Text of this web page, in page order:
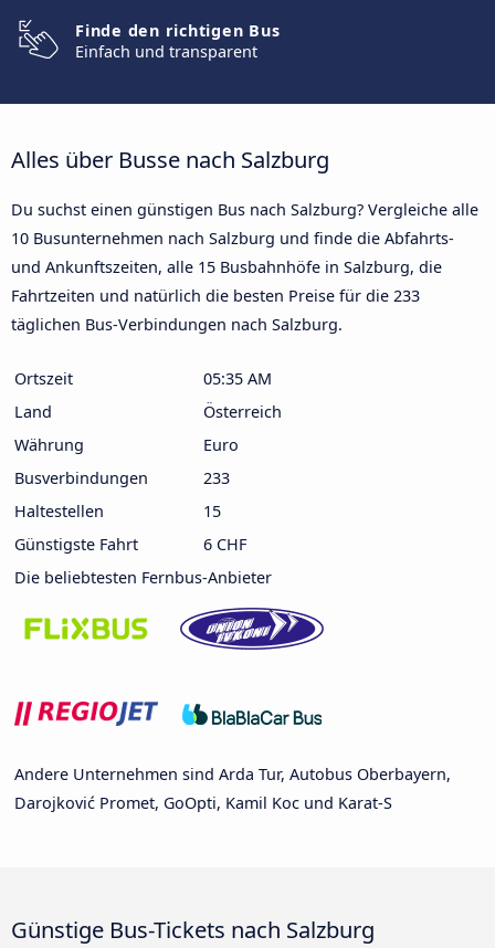
Finde den richtigen Bus
Einfach und transparent
Alles über Busse nach Salzburg
Du suchst einen günstigen Bus nach Salzburg? Vergleiche alle
10 Busunternehmen nach Salzburg und finde die Abfahrts-
und Ankunftszeiten, alle 15 Busbahnhöfe in Salzburg, die
Fahrtzeiten und natürlich die besten Preise für die 233
täglichen Bus-Verbindungen nach Salzburg.
Ortszeit
05:35 AM
Land
Österreich
Währung
Euro
Busverbindungen
233
Haltestellen
15
Günstigste Fahrt
6 CHF
Die beliebtesten Fernbus-Anbieter
Andere Unternehmen sind Arda Tur, Autobus Oberbayern,
Darojković Promet, GoOpti, Kamil Koc und Karat-S
Günstige Bus-Tickets nach Salzburg